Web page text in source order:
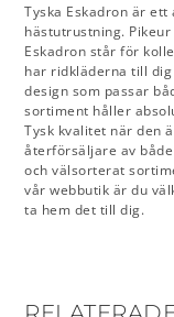
Tyska Eskadron är
hästutrustning.
Eskadron står för
har ridkläderna till
design som passar
sortiment håller
Tysk kvalitet när den
återförsäljare av
och välsorterat
vår webbutik är du
ta hem det till dig.